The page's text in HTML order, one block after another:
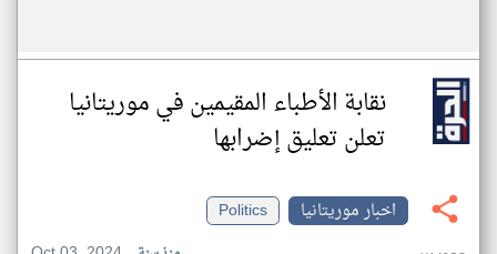
نقابة الأطباء المقيمين في موريتانيا
تعلن تعليق إضرابها
اخبار موريتانيا
Politics